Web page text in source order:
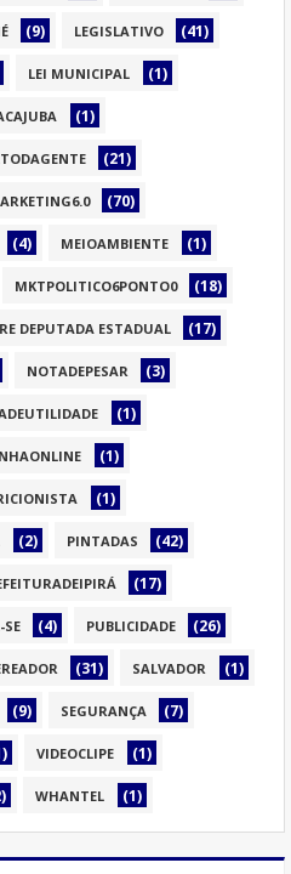
(9) LEGISLATIVO (41)
LEI MUNICIPAL (1)
(1)
(21)
(70)
(4) MEIOAMBIENTE (1)
MKTPOLITICO6PONTO0 (18)
DEPUTADA ESTADUAL (17)
NOTADEPESAR (3)
(1)
(1)
(1)
(2) PINTADAS (42)
(17)
SE (4) PUBLICIDADE (26)
(31) SALVADOR (1)
(9) SEGURANÇA (7)
VIDEOCLIPE (1)
WHANTEL (1)